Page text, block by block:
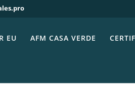
EU AFM CASA VERDE